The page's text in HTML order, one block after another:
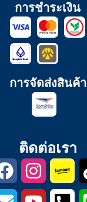
การชำระเงิน
การจัดส่งสินค้า
ติดต่อเรา